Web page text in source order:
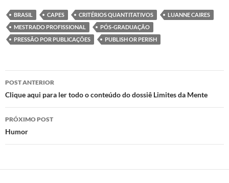
to
d
o
e
b
o
k
at
s
A
p
nt
BRASIL CAPES CRITÉRIOS QUANTITATIVOS
LUANNE CAIRES
MESTRADO PROFISSIONAL
PÓS-GRADUAÇÃO
PRESSÃO POR PUBLICAÇÕES
PUBLISH OR PERISH
Navegação
de
posts
POST ANTERIOR
Clique aqui para ler todo o conteúdo do dossiê Limites da Mente
PRÓXIMO POST
Humor